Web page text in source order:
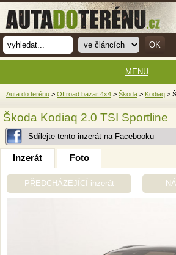
Auta do terénu > Offroad bazar 4x4 > Škoda > Kodiaq >
Škoda Kodiaq 2.0 TSI Sportline
Sdílejte tento inzerát na Facebooku
Inzerát Foto
PŘEDCHÁZEJÍCÍ inzerát
MENU